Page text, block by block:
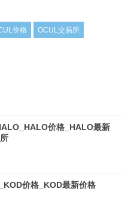
价格 OCUL交易所
价格_HALO最新
价格_KOD最新价格